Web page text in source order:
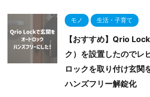
モノ 生活・子育て
【おすすめ】Qrio
ク）を設置したのでレ
ロックを取り付け玄関
ハンズフリー解錠化